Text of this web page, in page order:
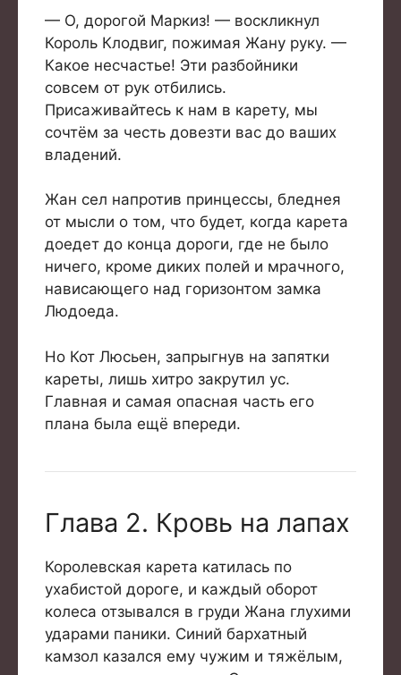
— О, дорогой Маркиз! — воскликнул
Король Клодвиг, пожимая Жану руку. —
Какое несчастье! Эти разбойники
совсем от рук отбились.
Присаживайтесь к нам в карету, мы
сочтём за честь довезти вас до ваших
владений.
Жан сел напротив принцессы, бледнея
от мысли о том, что будет, когда карета
доедет до конца дороги, где не было
ничего, кроме диких полей и мрачного,
нависающего над горизонтом замка
Людоеда.
Но Кот Люсьен, запрыгнув на запятки
кареты, лишь хитро закрутил ус.
Главная и самая опасная часть его
плана была ещё впереди.
Глава 2. Кровь на лапах
Королевская карета катилась по
ухабистой дороге, и каждый оборот
колеса отзывался в груди Жана глухими
ударами паники. Синий бархатный
камзол казался ему чужим и тяжёлым,